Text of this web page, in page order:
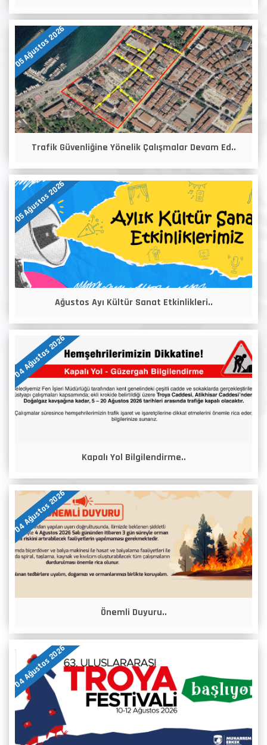
05 Ağustos 2026
Trafik Güvenliğine Yönelik Çalışmalar Devam Ed..
05 Ağustos 2026
Ağustos Ayı Kültür Sanat Etkinlikleri..
04 Ağustos 2026
Kapalı Yol Bilgilendirme..
04 Ağustos 2026
Önemli Duyuru..
04 Ağustos 2026